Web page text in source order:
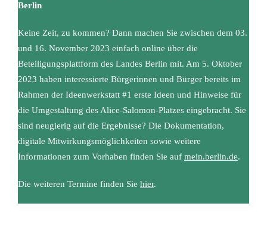
Berlin
Keine Zeit, zu kommen? Dann machen Sie zwischen dem 03.
und 16. November 2023 einfach online über die
Beteiligungsplattform des Landes Berlin mit. Am 5. Oktober
2023 haben interessierte Bürgerinnen und Bürger bereits im
Rahmen der Ideenwerkstatt #1 erste Ideen und Hinweise für
die Umgestaltung des Alice-Salomon-Platzes eingebracht. Sie
sind neugierig auf die Ergebnisse? Die Dokumentation,
digitale Mitwirkungsmöglichkeiten sowie weitere
Informationen zum Vorhaben finden Sie auf mein.berlin.de.
Die weiteren Termine finden Sie hier.